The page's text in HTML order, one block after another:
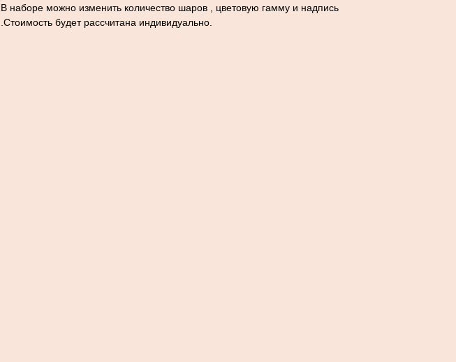
В наборе можно изменить количество шаров , цветовую гамму и надпись
.Стоимость будет рассчитана индивидуально.